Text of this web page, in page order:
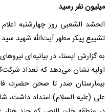
میلیون نفر رسید
تشییع پیکر مطهر آیت‌الله شهید
به گزارش ایسنا، در بیانیه‌ای
اولیه نشان می‌دهد که تعداد
بیمارستان صدر تا صحن حضرت
علی (علیه السلام) امتداد داشت،